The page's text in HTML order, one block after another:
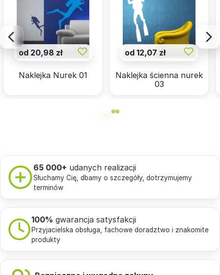
od 20,98 zł
Naklejka Nurek 01
od 12,07 zł
Naklejka ścienna nurek
03
65 000+ udanych realizacji
Słuchamy Cię, dbamy o szczegóły, dotrzymujemy
terminów
100% gwarancja satysfakcji
Przyjacielska obsługa, fachowe doradztwo i znakomite
produkty